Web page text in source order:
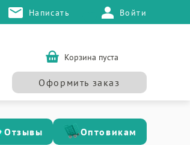
Написать Войти
Корзина пуста
Оформить заказ
Отзывы Оптовикам